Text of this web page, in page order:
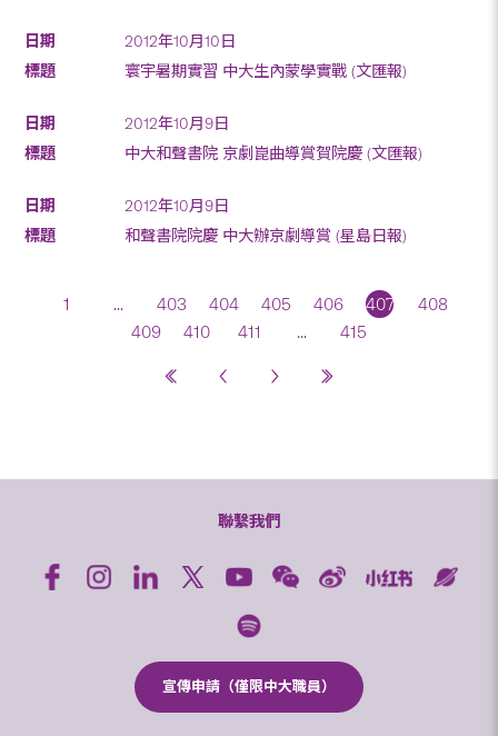
2012年10月10日
寰宇暑期實習 中大生內蒙學實戰 (文匯報)
2012年10月9日
中大和聲書院 京劇崑曲導賞賀院慶 (文匯報)
2012年10月9日
和聲書院院慶 中大辦京劇導賞 (星島日報)
1 ... 403 404 405 406 407
408
409
410 411 ... 415
聯繫我們
宣傳申請（僅限中大職員）